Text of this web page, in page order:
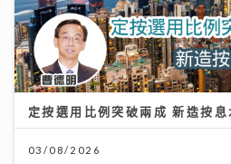
定按選用比例突破兩成 新造按息
03/08/2026